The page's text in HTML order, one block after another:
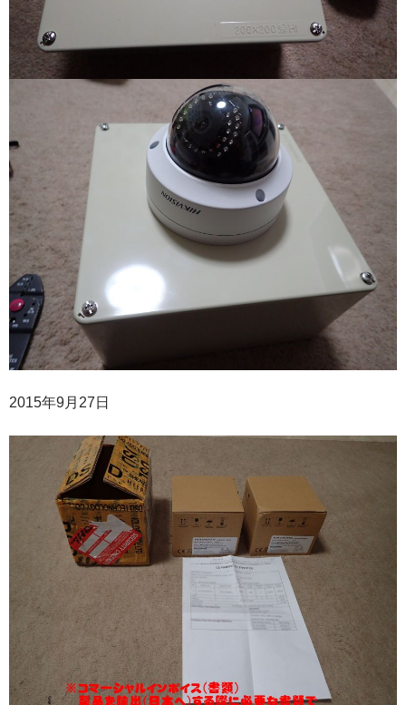
2015年9月27日